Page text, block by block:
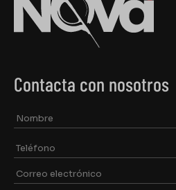
Contacta con nosotros